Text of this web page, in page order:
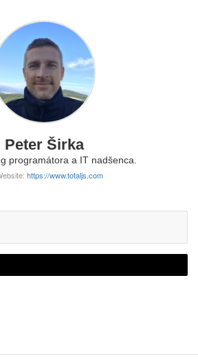
Peter Širka
programátora a IT nadšenca.
https://www.totaljs.com